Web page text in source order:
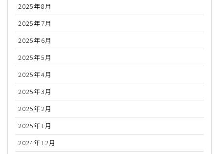
2025年8月
2025年7月
2025年6月
2025年5月
2025年4月
2025年3月
2025年2月
2025年1月
2024年12月